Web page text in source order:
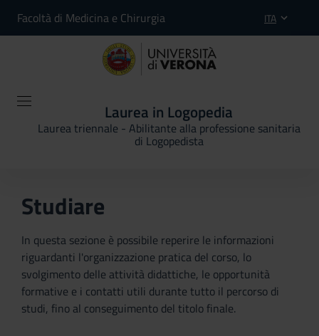
Facoltà di Medicina e Chirurgia ITA
Laurea in Logopedia
Laurea triennale - Abilitante alla professione sanitaria
di Logopedista
Studiare
In questa sezione è possibile reperire le informazioni
riguardanti l'organizzazione pratica del corso, lo
svolgimento delle attività didattiche, le opportunità
formative e i contatti utili durante tutto il percorso di
studi, fino al conseguimento del titolo finale.